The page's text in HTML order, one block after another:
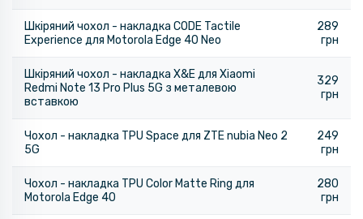
Шкіряний чохол - накладка CODE Tactile
Experience для Motorola Edge 40 Neo​​
289
грн
Шкіряний чохол - накладка X&E для Xiaomi
Redmi Note 13 Pro Plus 5G з металевою
вставкою
329
грн
Чохол - накладка TPU Space для ZTE nubia Neo 2
5G
249
грн
Чохол - накладка TPU Color Matte Ring для
Motorola Edge 40
280
грн